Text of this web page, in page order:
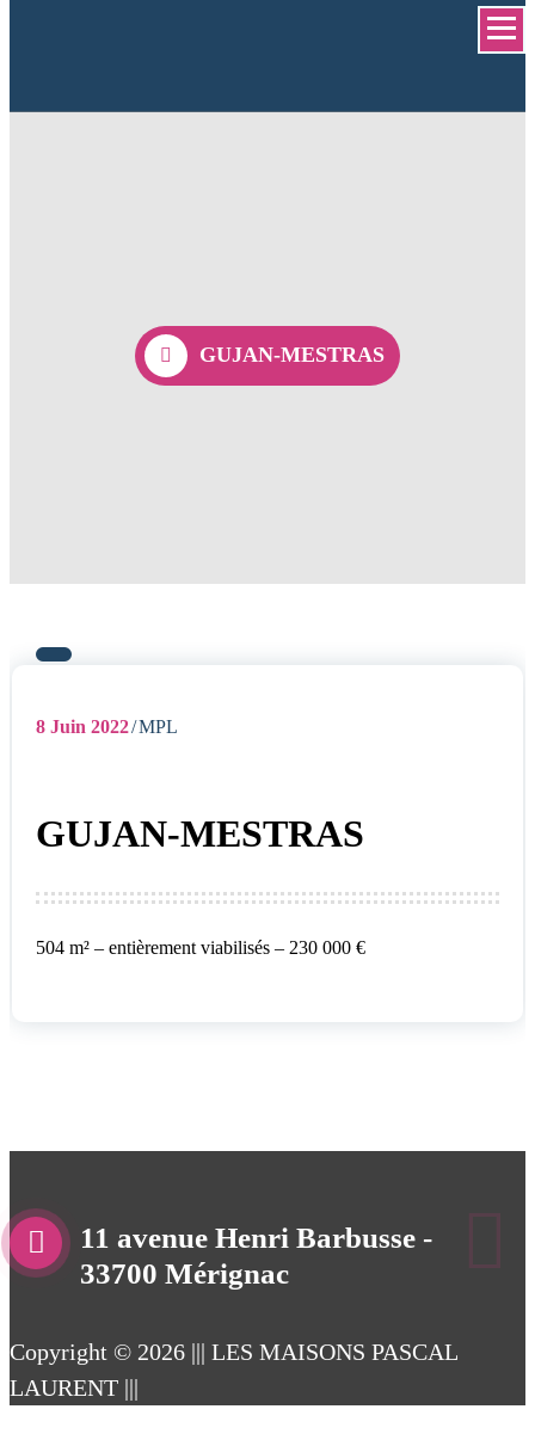
GUJAN-MESTRAS
8Juin 2022 MPL
GUJAN-MESTRAS
504 m² – entièrement viabilisés – 230 000 €
11 avenue Henri Barbusse -
33700 Mérignac
Copyright © 2026 ||| LES MAISONS PASCAL
LAURENT |||